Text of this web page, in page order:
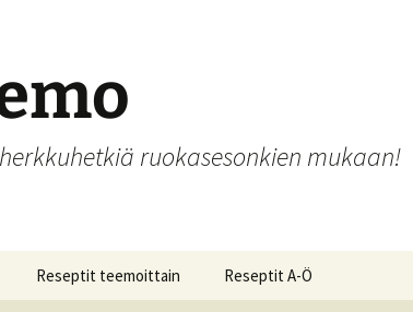
ruokasesonkien mukaan!
Reseptit teemoittain Reseptit A-Ö